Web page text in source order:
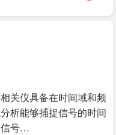
关仪具备在时间域和频
析能够捕捉信号的时间
信号…